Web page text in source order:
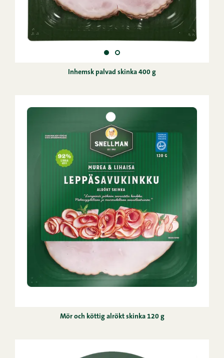
Inhemsk palvad skinka 400 g
Mör och köttig alrökt skinka 120 g